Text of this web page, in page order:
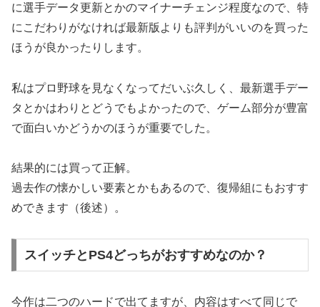
に選手データ更新とかのマイナーチェンジ程度なので、特
にこだわりがなければ最新版よりも評判がいいのを買った
ほうが良かったりします。
私はプロ野球を見なくなってだいぶ久しく、最新選手デー
タとかはわりとどうでもよかったので、ゲーム部分が豊富
で面白いかどうかのほうが重要でした。
結果的には買って正解。
過去作の懐かしい要素とかもあるので、復帰組にもおすす
めできます（後述）。
スイッチとPS4どっちがおすすめなのか？
今作は二つのハードで出てますが、内容はすべて同じで